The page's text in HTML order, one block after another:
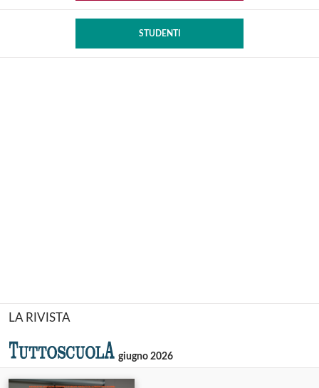
STUDENTI
LA RIVISTA
giugno 2026